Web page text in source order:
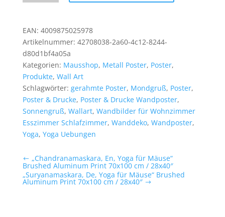
Yoga
Mäuse"
Brushed
Aluminum
Print
70x100
cm
/
28x40″
Menge
EAN: 4009875025978
Artikelnummer: 42708038-2a60-4c12-8244-
d80d1bf4a05a
Kategorien: Mausshop, Metall Poster, Poster,
Produkte, Wall Art
Schlagwörter: gerahmte Poster, Mondgruß, Poster,
Poster & Drucke, Poster & Drucke Wandposter,
Sonnengruß, Wallart, Wandbilder für Wohnzimmer
Esszimmer Schlafzimmer, Wanddeko, Wandposter,
Yoga, Yoga Uebungen
„Chandranamaskara, En, Yoga für Mäuse“
Brushed Aluminum Print 70x100 cm / 28x40″
„Suryanamaskara, De, Yoga für Mäuse“ Brushed
Aluminum Print 70x100 cm / 28x40″